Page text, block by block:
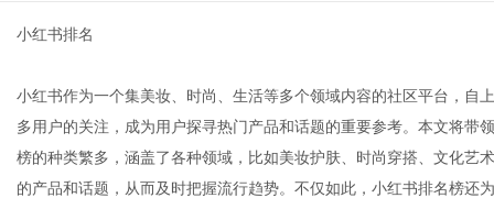
小红书排名
小红书作为一个集美妆、时尚、生活等多个领域内容的社区平台，自
多用户的关注，成为用户探寻热门产品和话题的重要参考。本文将带
榜的种类繁多，涵盖了各种领域，比如美妆护肤、时尚穿搭、文化艺
的产品和话题，从而及时把握流行趋势。不仅如此，小红书排名榜还